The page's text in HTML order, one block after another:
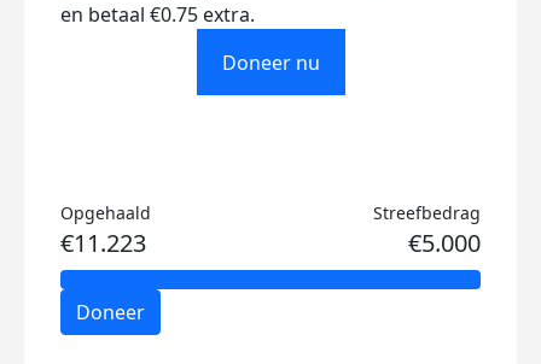
en betaal €0.75 extra.
Doneer nu
Opgehaald
€11.223
Streefbedrag
€5.000
Doneer